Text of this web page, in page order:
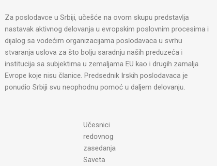
Za poslodavce u Srbiji, učešće na ovom skupu predstavlja
nastavak aktivnog delovanja u evropskim poslovnim procesima i
dijalog sa vodećim organizacijama poslodavaca u svrhu
stvaranja uslova za što bolju saradnju naših preduzeća i
institucija sa subjektima u zemaljama EU kao i drugih zamalja
Evrope koje nisu članice. Predsednik Irskih poslodavaca je
ponudio Srbiji svu neophodnu pomoć u daljem delovanju.
Učesnici
redovnog
zasedanja
Saveta